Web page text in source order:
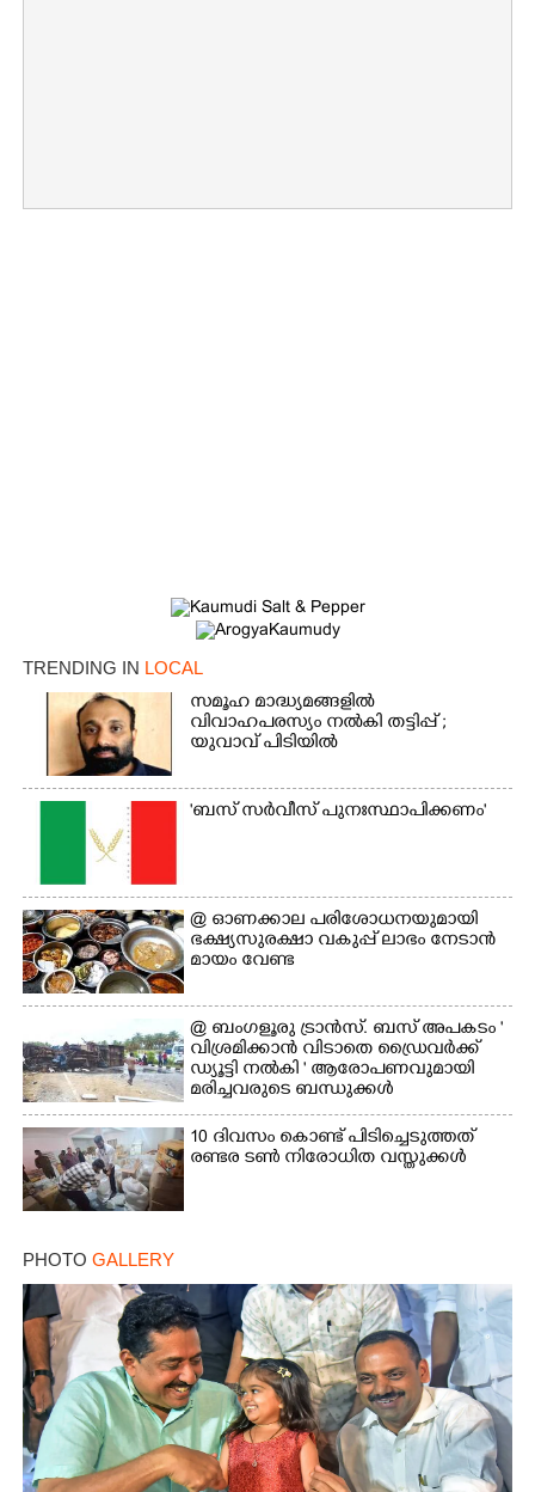
TRENDING IN LOCAL
സമൂഹ മാദ്ധ്യമങ്ങളിൽ
വിവാഹപരസ്യം നൽകി തട്ടിപ്പ് ;
യുവാവ് പിടിയിൽ
'ബസ് സർവീസ് പുനഃസ്ഥാപിക്കണം'
@​​​​​​​ ഓണക്കാല പരിശോധനയുമായി
ഭക്ഷ്യസുരക്ഷാ വകുപ്പ് ലാഭം നേടാൻ
മായം വേണ്ട
@ ബംഗളൂരു ട്രാൻസ്. ബസ് അപകടം '
വി​ശ്ര​മിക്കാൻ വിടാതെ ഡ്രൈ​വ​ർ​ക്ക്
ഡ്യൂട്ടി നൽകി ' ആരോപണവുമായി
മരിച്ചവരുടെ ബന്ധുക്കൾ
10 ദിവസം കൊണ്ട് പിടിച്ചെടുത്തത്
രണ്ടര ടൺ നിരോധിത വസ്തുക്കൾ
PHOTO GALLERY
Copy Link